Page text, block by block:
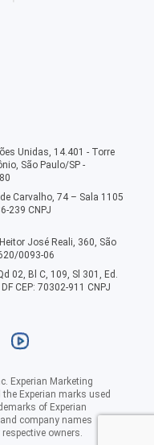
Unidas, 14.401 - Torre
São Paulo/SP -
Carvalho, 74 – Sala 1105
239 CNPJ
José Reali, 360, São
0093-06
02, Bl C, 109, Sl 301, Ed.
CEP: 70302-911 CNPJ
Experian Marketing
Experian marks used
of Experian
company names
owners.